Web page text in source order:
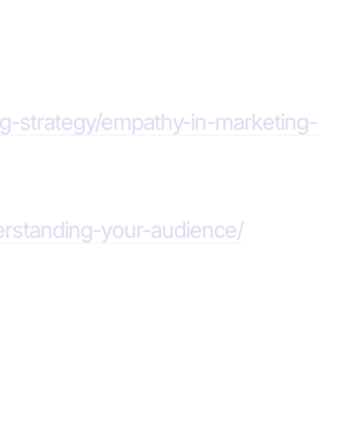
strategy/empathy-in-marketing-
your-audience/